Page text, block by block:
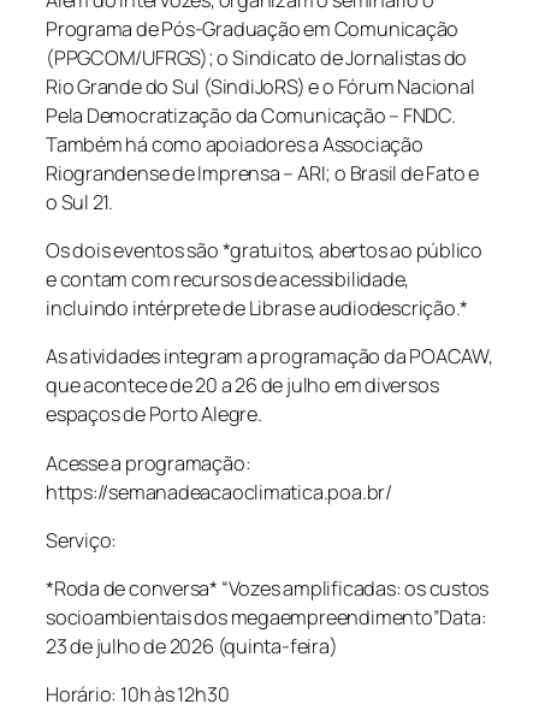
Programa de Pós-Graduação em Comunicação
(PPGCOM/UFRGS); o Sindicato de Jornalistas do
Rio Grande do Sul (SindiJoRS) e o Fórum Nacional
Pela Democratização da Comunicação – FNDC.
Também há como apoiadores a Associação
Riograndense de Imprensa – ARI; o Brasil de Fato e
o Sul 21.
Os dois eventos são *gratuitos, abertos ao público
e contam com recursos de acessibilidade,
incluindo intérprete de Libras e audiodescrição.*
As atividades integram a programação da POACAW,
que acontece de 20 a 26 de julho em diversos
espaços de Porto Alegre.
Acesse a programação:
https://semanadeacaoclimatica.poa.br/
Serviço:
*Roda de conversa* “Vozes amplificadas: os custos
socioambientais dos megaempreendimento”Data:
23 de julho de 2026 (quinta-feira)
Horário: 10h às 12h30